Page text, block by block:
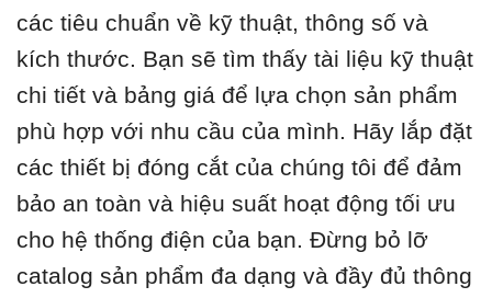
các tiêu chuẩn về kỹ thuật, thông số và
kích thước. Bạn sẽ tìm thấy tài liệu kỹ thuật
chi tiết và bảng giá để lựa chọn sản phẩm
phù hợp với nhu cầu của mình. Hãy lắp đặt
các thiết bị đóng cắt của chúng tôi để đảm
bảo an toàn và hiệu suất hoạt động tối ưu
cho hệ thống điện của bạn. Đừng bỏ lỡ
catalog sản phẩm đa dạng và đầy đủ thông